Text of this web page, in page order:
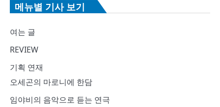
메뉴별 기사 보기
여는 글
REVIEW
기획 연재
오세곤의 마로니에 한담
임야비의 음악으로 듣는 연극